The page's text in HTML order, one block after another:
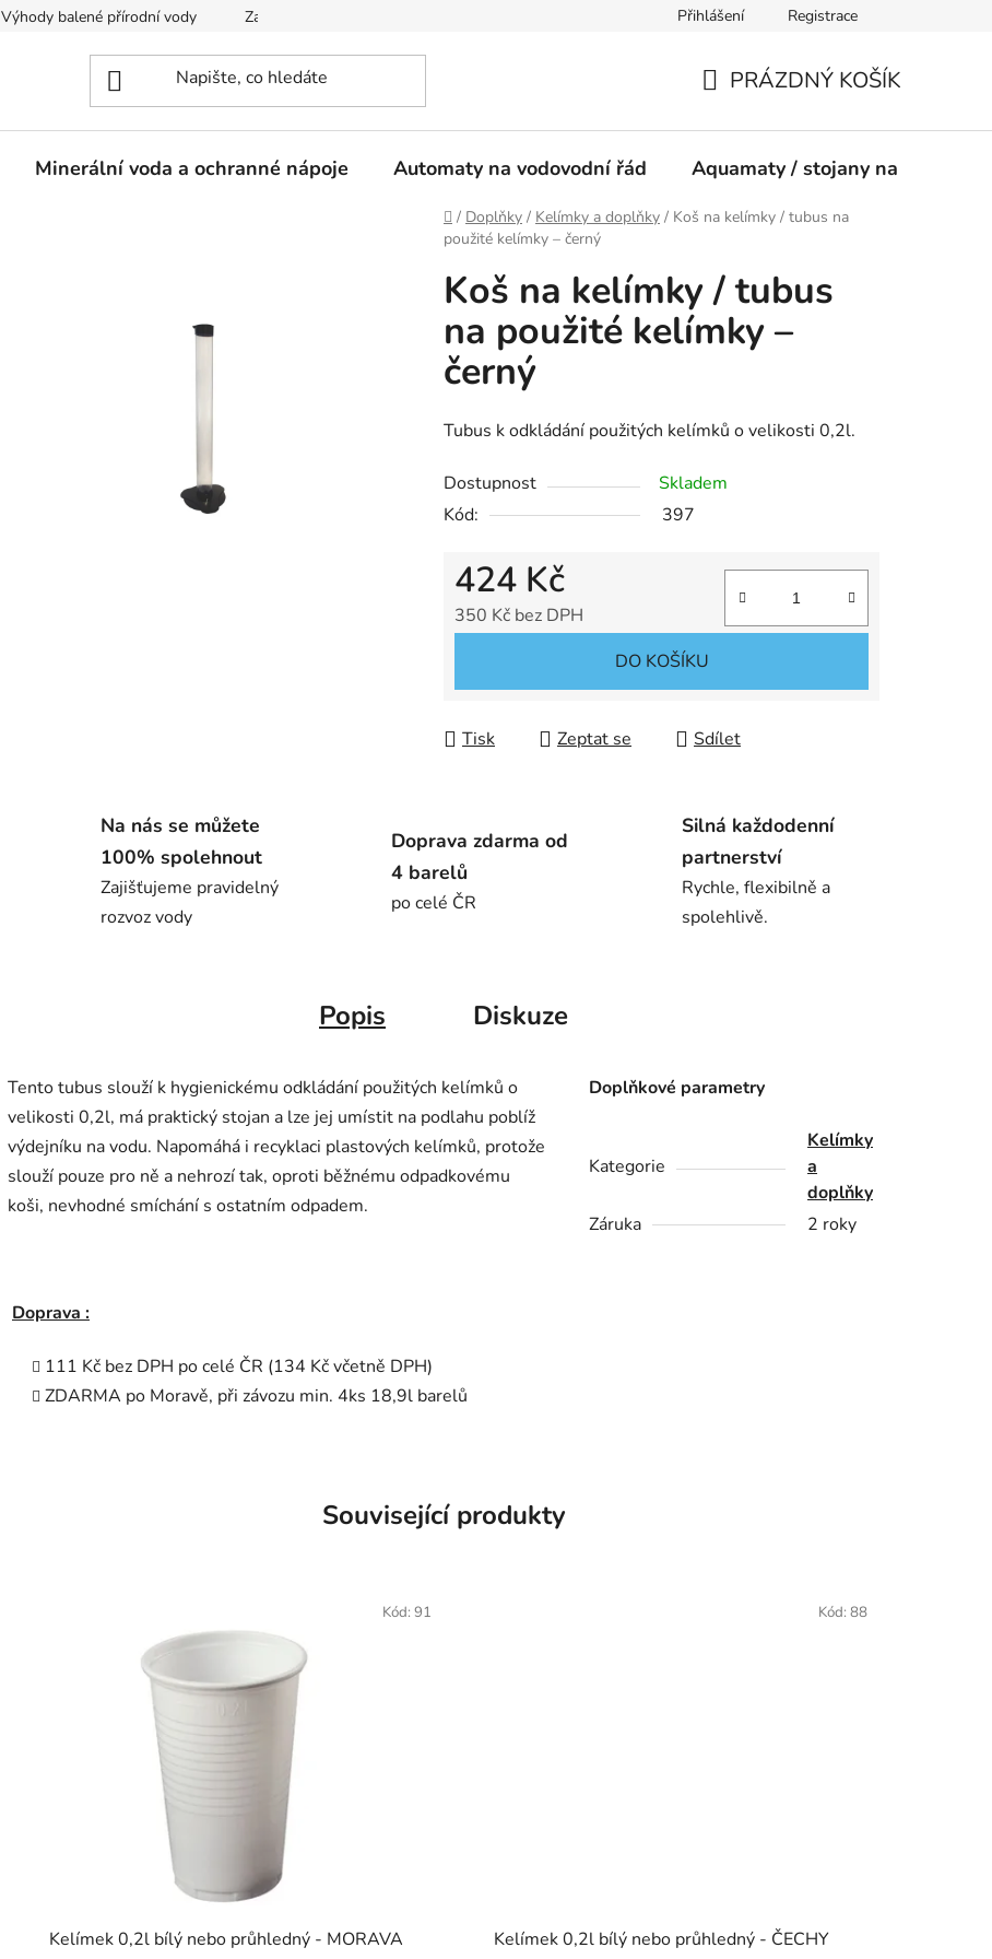
Výhody balené přírodní vody Zaregistrujte se Přihlášení Registrace
KOŠÍK
PRÁZDNÝ KOŠÍK
Minerální voda a ochranné nápoje Automaty na vodovodní řád Aquamaty / stojany na vodu
Domů
/ Doplňky / Kelímky a doplňky / Koš na kelímky / tubus na
použité kelímky – černý
Koš na kelímky / tubus
na použité kelímky –
černý
Tubus k odkládání použitých kelímků o velikosti 0,2l.
Dostupnost
Skladem
Kód:
397
424 Kč
350 Kč bez DPH
DO KOŠÍKU
Tisk Zeptat se Sdílet
Na nás se můžete
100% spolehnout
Zajišťujeme pravidelný
rozvoz vody
Doprava zdarma od
4 barelů
po celé ČR
Silná každodenní
partnerství
Rychle, flexibilně a
spolehlivě.
Popis Diskuze
Tento tubus slouží k hygienickému odkládání použitých kelímků o
velikosti 0,2l, má praktický stojan a lze jej umístit na podlahu poblíž
výdejníku na vodu. Napomáhá i recyklaci plastových kelímků, protože
slouží pouze pro ně a nehrozí tak, oproti běžnému odpadkovému
koši, nevhodné smíchání s ostatním odpadem.
Doprava :
111 Kč bez DPH po celé ČR (134 Kč včetně DPH)
ZDARMA po Moravě, při závozu min. 4ks 18,9l barelů
Doplňkové parametry
Kategorie
Kelímky
a
doplňky
Záruka
2 roky
Související produkty
Kelímek 0,2l bílý nebo průhledný - MORAVA
Kód: 91
Kelímek 0,2l bílý nebo průhledný - ČECHY
Kód: 88